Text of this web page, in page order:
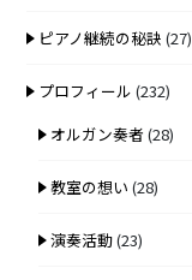
ピアノ継続の秘訣 (27)
プロフィール (232)
オルガン奏者 (28)
教室の想い (28)
演奏活動(23)